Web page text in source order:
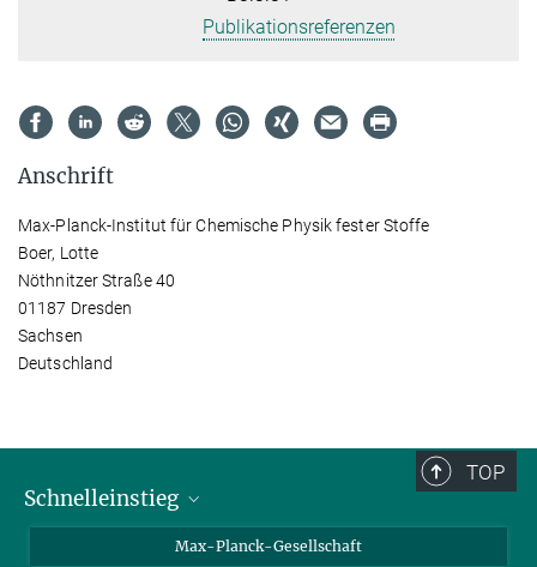
Publikationsreferenzen
Anschrift
Max-Planck-Institut für Chemische Physik fester Stoffe
Boer, Lotte
Nöthnitzer Straße 40
01187 Dresden
Sachsen
Deutschland
TOP
Schnelleinstieg
Ansprechpartner*innenMax-Planck-Gesellschaft